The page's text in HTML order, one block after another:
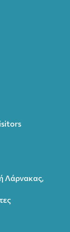
Λάρνακας,